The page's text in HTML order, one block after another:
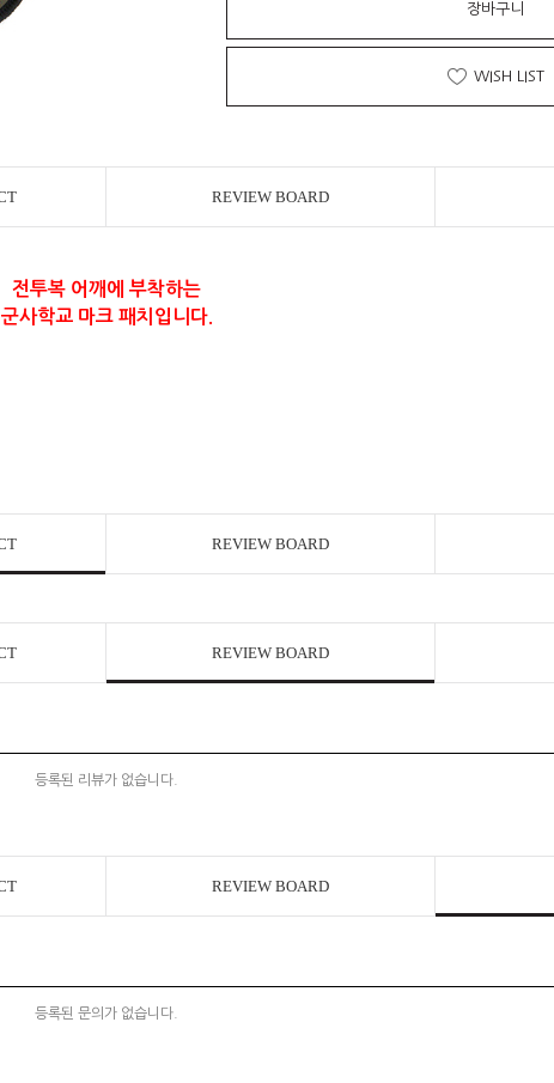
장바구니
WISH LIST
REVIEW BOARD
전투복 어깨에 부착하는
군사학교 마크 패치입니다.
REVIEW BOARD
REVIEW BOARD
등록된 리뷰가 없습니다.
REVIEW BOARD
등록된 문의가 없습니다.